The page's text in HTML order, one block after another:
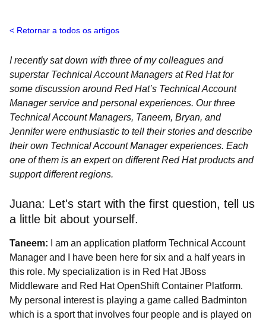
Retornar a todos os artigos
I recently sat down with three of my colleagues and
superstar Technical Account Managers at Red Hat for
some discussion around Red Hat’s Technical Account
Manager service and personal experiences. Our three
Technical Account Managers, Taneem, Bryan, and
Jennifer were enthusiastic to tell their stories and describe
their own Technical Account Manager experiences. Each
one of them is an expert on different Red Hat products and
support different regions.
Juana: Let's start with the first question, tell us
a little bit about yourself.
Taneem:
I am an application platform Technical Account
Manager and I have been here for six and a half years in
this role. My specialization is in Red Hat JBoss
Middleware and Red Hat OpenShift Container Platform.
My personal interest is playing a game called Badminton
which is a sport that involves four people and is played on